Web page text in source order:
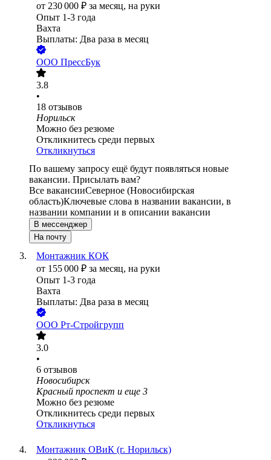
от 230 000 ₽ за месяц, на руки
Опыт 1-3 года
Вахта
Выплаты: Два раза в месяц
ООО ПрессБук
3.8
•
18 отзывов
Норильск
Можно без резюме
Откликнитесь среди первых
Откликнуться
По вашему запросу ещё будут появляться новые
вакансии. Присылать вам?
Все вакансииСеверное (Новосибирская
область)Ключевые слова в названии вакансии, в
названии компании и в описании вакансии
В мессенджер
На почту
Монтажник КОК
от 155 000 ₽ за месяц, на руки
Опыт 1-3 года
Вахта
Выплаты: Два раза в месяц
ООО Рт-Стройгрупп
3.0
•
6 отзывов
Новосибирск
Красный проспект и еще 3
Можно без резюме
Откликнитесь среди первых
Откликнуться
Монтажник ОВиК (г. Норильск)